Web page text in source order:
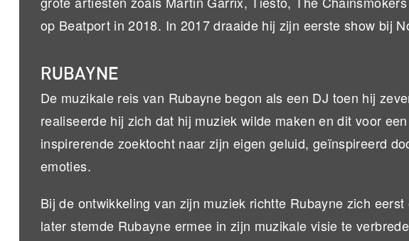
op Beatport in 2018. In 2017 draaide hij zijn eerste show bij
RUBAYNE
De muzikale reis van Rubayne begon als een DJ toen hij
realiseerde hij zich dat hij muziek wilde maken en dit voor
inspirerende zoektocht naar zijn eigen geluid, geïnspireerd
emoties.
Bij de ontwikkeling van zijn muziek richtte Rubayne zich
later stemde Rubayne ermee in zijn muzikale visie te